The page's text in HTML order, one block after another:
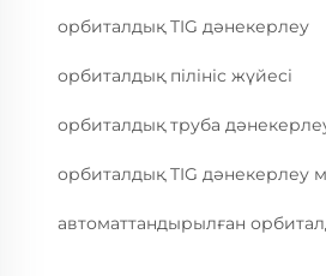
орбиталдық TIG дәнекерлеу
орбиталдық пілініс жүйесі
орбиталдық труба
орбиталдық TIG дәнекерлеу
автоматтандырылған